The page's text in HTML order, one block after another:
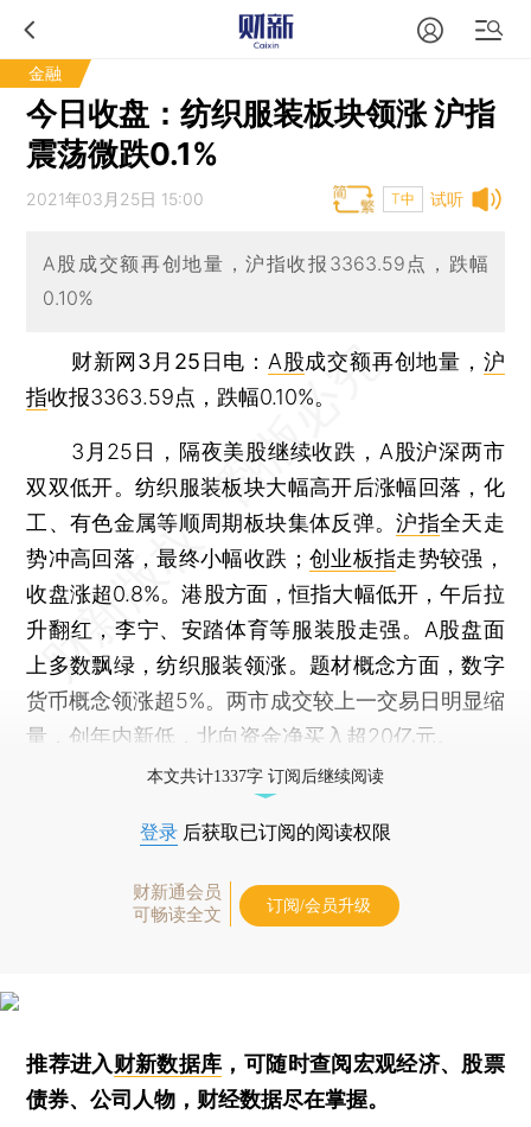
金融
今日收盘：纺织服装板块领涨 沪指
震荡微跌0.1%
试听
2021年03月25日 15:00 T中
A股成交额再创地量，沪指收报3363.59点，跌幅
0.10%
财新网3月25日电 ： A股成交额再创地量， 沪
指收报3363.59点，跌幅0.10%。
3月25日，隔夜美股继续收跌，A股沪深两市
双双低开。纺织服装板块大幅高开后涨幅回落，化
工、有色金属等顺周期板块集体反弹。沪指全天走
势冲高回落，最终小幅收跌； 创业板指走势较强，
收盘涨超0.8%。港股方面，恒指大幅低开，午后拉
升翻红，李宁、安踏体育等服装股走强。A股盘面
上多数飘绿，纺织服装领涨。题材概念方面，数字
货币概念领涨超5%。两市成交较上一交易日明显缩
量，创年内新低，北向资金净买入超20亿元。
本文共计1337字 订阅后继续阅读
登录 后获取已订阅的阅读权限
财新通会员
可畅读全文
订阅/会员升级
推荐进入财新数据库 ，可随时查阅宏观经济、股票
债券、公司人物，财经数据尽在掌握。